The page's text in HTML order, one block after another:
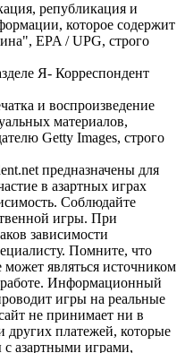
републикация и
которое содержит
EPA / UPG, строго
Я- Корреспондент
и воспроизведение
материалов,
Getty Images, строго
предназначены для
в азартных играх
Соблюдайте
игры. При
зависимости
Помните, что
может являться источником
работе. Информационный
игры на реальные
не принимает ни в
других платежей, которые
с азартными играми,